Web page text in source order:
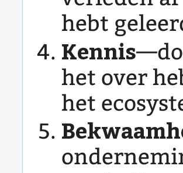
hebt
Kennis
het over
het